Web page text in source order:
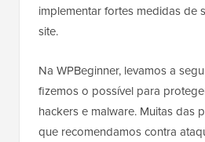
implementar fortes medidas de
site.
Na WPBeginner, levamos a
fizemos o possível para
hackers e malware. Muitas das
que recomendamos contra